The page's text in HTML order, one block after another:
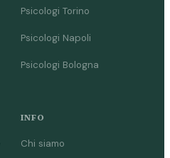
Psicologi Torino
Psicologi Napoli
Psicologi Bologna
INFO
Chi siamo